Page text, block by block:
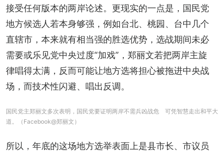
接受任何版本的两岸论述。更现实的一点是，国民党
地方候选人若本身够强，例如台北、桃园、台中几个
直辖市，本来就有相当强的胜选优势，选战期间未必
需要或乐见党中央过度“加戏”，郑丽文若把两岸主旋
律唱得太满，反而可能让地方选将担心被拖进中央战
场，而技术性闪避、唱出反调。
国民党主郑丽文多次表明，国民党要证明两岸不需兵凶战危 可凭智慧走出和平大
道。（Facebook@郑丽文）
所以，年底的这场地方选举表面上是县市长、市议员